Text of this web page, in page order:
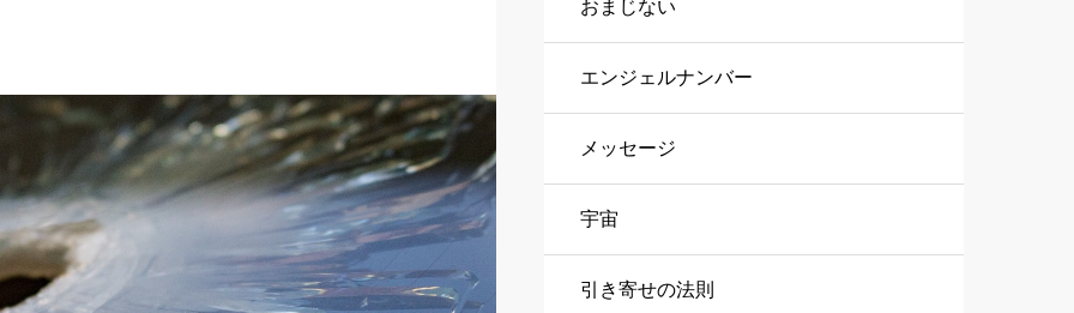
おまじない
エンジェルナンバー
メッセージ
宇宙
引き寄せの法則